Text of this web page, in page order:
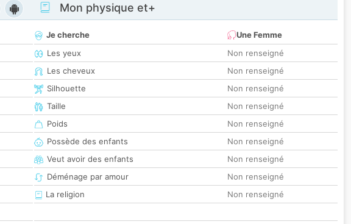
Mon physique et+
Je cherche
Une Femme
Les yeux
Non renseigné
Les cheveux
Non renseigné
Silhouette
Non renseigné
Taille
Non renseigné
Poids
Non renseigné
Possède des enfants
Non renseigné
Veut avoir des enfants
Non renseigné
Déménage par amour
Non renseigné
La religion
Non renseigné